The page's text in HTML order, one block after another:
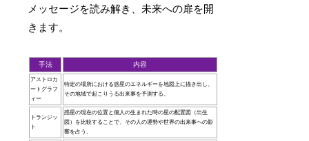
メッセージを読み解き、未来への扉を開
きます。
手法 内容
アストロカ
ートグラフ
ィー
特定の場所における惑星のエネルギーを地図上に描き出し、
その地域で起こりうる出来事を予測する。
トランジッ
ト
惑星の現在の位置と個人の生まれた時の星の配置図（出生
図）を比較することで、その人の運勢や世界の出来事への影
響を占う。